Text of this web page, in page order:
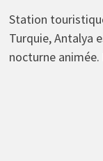
Station
Turquie, Antalya
nocturne